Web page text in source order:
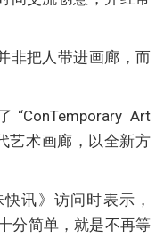
非把人带进画廊，而
Art
艺术画廊，以全新方
讯》访问时表示，
分简单，就是不再等